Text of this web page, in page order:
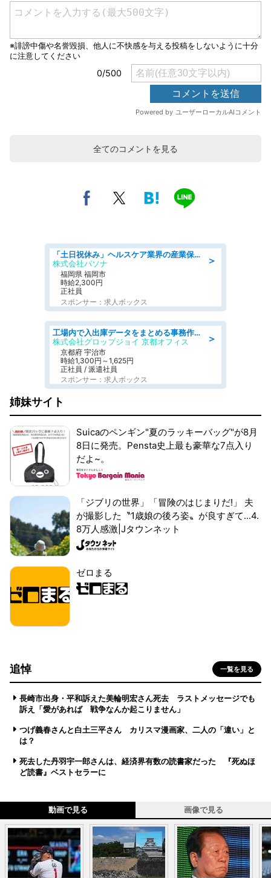
全てのコメントを見る
＞
「土日祝休み」ヘルスケア業界の産業保健師/高時給/未経験OK/要資格:保健師、正看護師
株式会社パソナ
福岡県 福岡市
時給2,300円
正社員
スポンサー：求人ボックス
＞
工場内で入出庫データをまとめる事務作業/車通勤OK/交通費支給/食堂あり
株式会社グロップジョイ 京都オフィス
京都府 宇治市
時給1,300円～1,625円
正社員 / 派遣社員
スポンサー：求人ボックス
姉妹サイト
Suicaのペンギン"夏のラッキーバッグ"が8月
8日に発売。Pensta史上最も豪華な7点入り
だよ~。
「ジブリの世界」「冒険のはじまりだ!」 夫
が撮影した〝1歳娘の後ろ姿〟が良すぎて...4.
8万人感激|Jタウンネット
ゼロまる
追悼 一覧を見る
長崎市出身・平和訴えた美輪明宏さん死去 ラストメッセージでも
訴え「愛があれば 戦争なんか起こりません」
つげ義春さんと白土三平さん カリスマ漫画家、二人の「違い」と
は？
死去した丹羽宇一郎さんは、経済界有数の読書家だった 『死ぬほ
ど読書』ベストセラーに
動画で見る 画像で見る